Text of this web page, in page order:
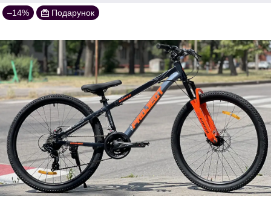
–14% Подарунок